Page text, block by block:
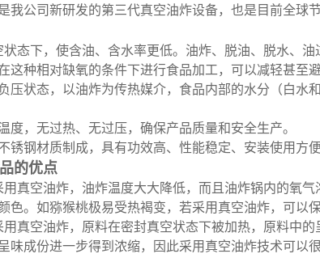
我公司新研发的第三代真空油炸设备，也是目前全球
状态下，使含油、含水率更低。油炸、脱油、脱水、
这种相对缺氧的条件下进行食品加工，可以减轻甚至
压状态，以油炸为传热媒介，食品内部的水分（白水
度，无过热、无过压，确保产品质量和安全生产。
锈钢材质制成，具有功效高、性能稳定、安装使用方便
的优点
真空油炸，油炸温度大大降低，而且油炸锅内的氧
色。如猕猴桃极易受热褐变，若采用真空油炸，可以保
真空油炸，原料在密封真空状态下被加热，原料中
味成份进一步得到浓缩，因此采用真空油炸技术可以